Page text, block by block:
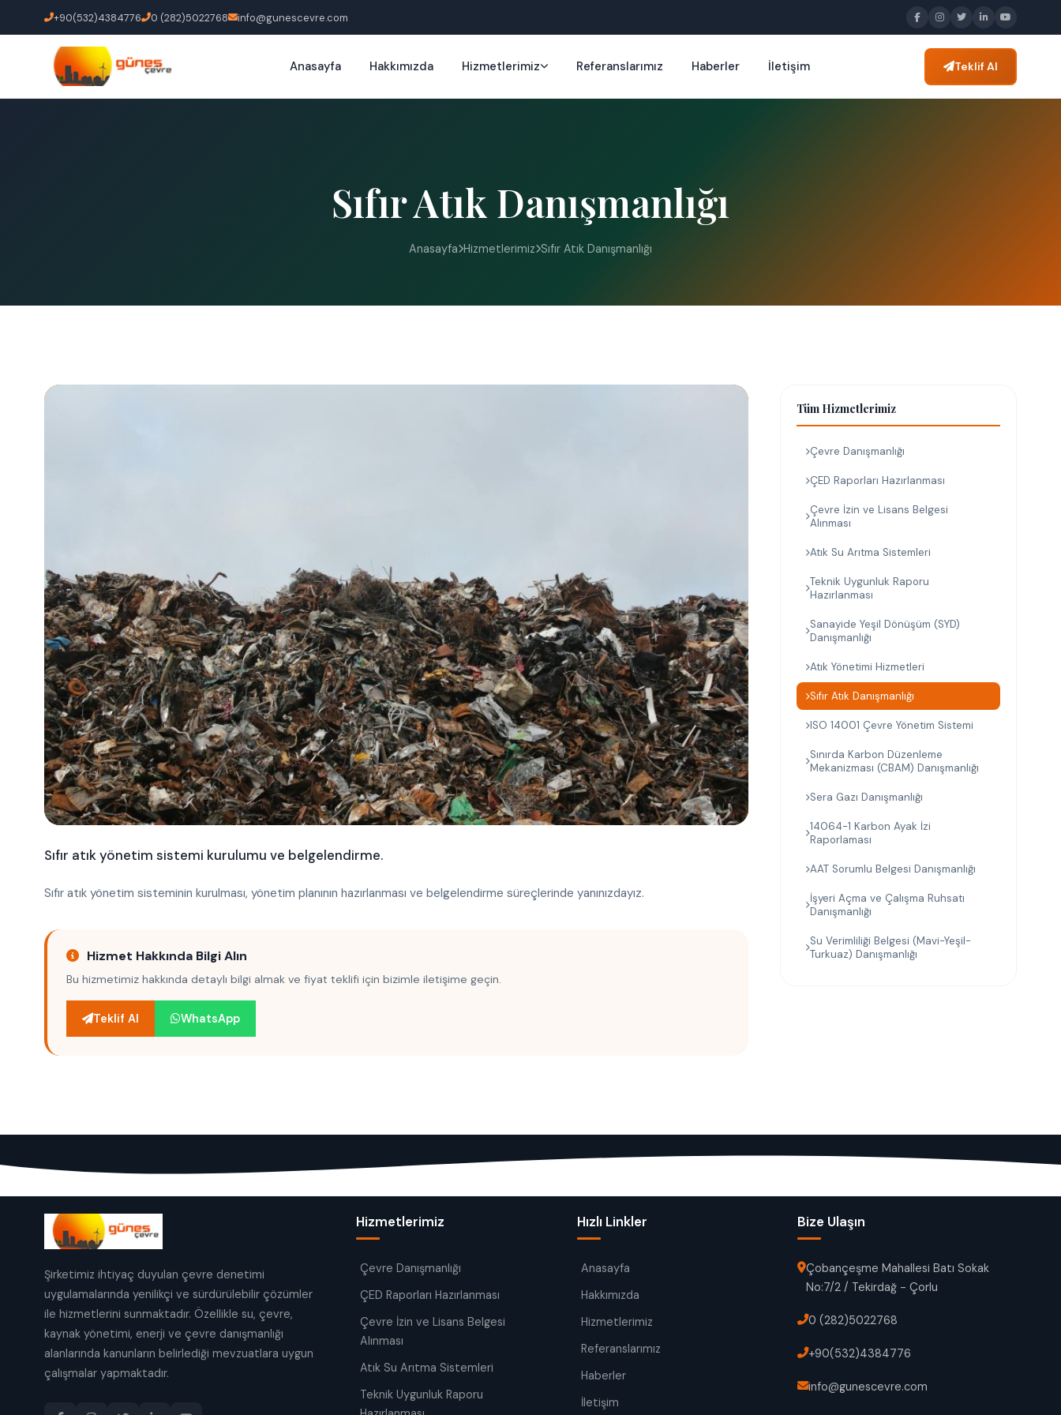
+90(532)4384776 0 (282)5022768 info@gunescevre.com
Anasayfa Hakkımızda Hizmetlerimiz Referanslarımız Haberler İletişim Teklif Al
Sıfır Atık Danışmanlığı
Anasayfa Hizmetlerimiz Sıfır Atık Danışmanlığı
Sıfır atık yönetim sistemi kurulumu ve belgelendirme.
Sıfır atık yönetim sisteminin kurulması, yönetim planının hazırlanması ve belgelendirme süreçlerinde yanınızdayız.
Hizmet Hakkında Bilgi Alın
Bu hizmetimiz hakkında detaylı bilgi almak ve fiyat teklifi için bizimle iletişime geçin.
Teklif Al WhatsApp
Tüm Hizmetlerimiz
Çevre Danışmanlığı
ÇED Raporları Hazırlanması
Çevre İzin ve Lisans Belgesi
Alınması
Atık Su Arıtma Sistemleri
Teknik Uygunluk Raporu
Hazırlanması
Sanayide Yeşil Dönüşüm (SYD)
Danışmanlığı
Atık Yönetimi Hizmetleri
Sıfır Atık Danışmanlığı
ISO 14001 Çevre Yönetim Sistemi
Sınırda Karbon Düzenleme
Mekanizması (CBAM) Danışmanlığı
Sera Gazı Danışmanlığı
14064-1 Karbon Ayak İzi
Raporlaması
AAT Sorumlu Belgesi Danışmanlığı
İşyeri Açma ve Çalışma Ruhsatı
Danışmanlığı
Su Verimliliği Belgesi (Mavi-Yeşil-
Turkuaz) Danışmanlığı
Şirketimiz ihtiyaç duyulan çevre denetimi
uygulamalarında yenilikçi ve sürdürülebilir çözümler
ile hizmetlerini sunmaktadır. Özellikle su, çevre,
kaynak yönetimi, enerji ve çevre danışmanlığı
alanlarında kanunların belirlediği mevzuatlara uygun
çalışmalar yapmaktadır.
Hizmetlerimiz
Çevre Danışmanlığı
ÇED Raporları Hazırlanması
Çevre İzin ve Lisans Belgesi
Alınması
Atık Su Arıtma Sistemleri
Teknik Uygunluk Raporu
Hızlı Linkler
Anasayfa
Hakkımızda
Hizmetlerimiz
Referanslarımız
Haberler
İletişim
Bize Ulaşın
Çobançeşme Mahallesi Batı Sokak
No:7/2 / Tekirdağ - Çorlu
0 (282)5022768
+90(532)4384776
info@gunescevre.com